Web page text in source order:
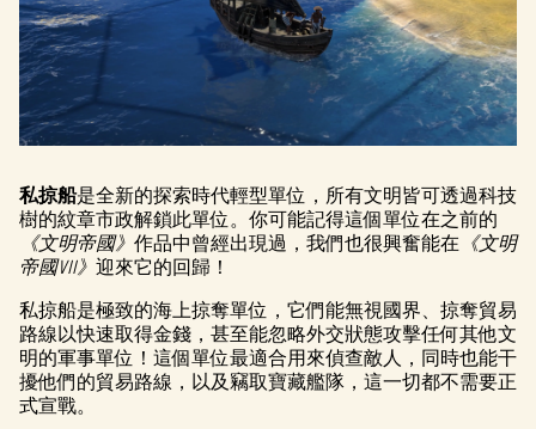
私掠船是全新的探索時代輕型單位，所有文明皆可透過科技
樹的紋章市政解鎖此單位。你可能記得這個單位在之前的
《文明帝國》 作品中曾經出現過，我們也很興奮能在 《文明
帝國VII》 迎來它的回歸！
私掠船是極致的海上掠奪單位，它們能無視國界、掠奪貿易
路線以快速取得金錢，甚至能忽略外交狀態攻擊任何其他文
明的軍事單位！這個單位最適合用來偵查敵人，同時也能干
擾他們的貿易路線，以及竊取寶藏艦隊，這一切都不需要正
式宣戰。